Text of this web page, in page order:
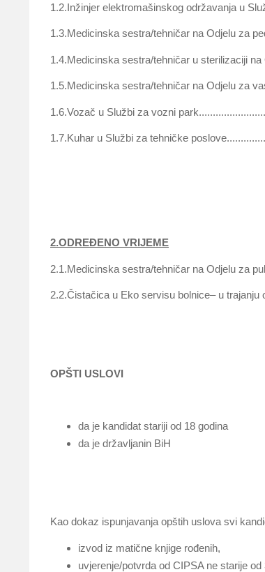
1.2.Inžinjer elektromašinskog održavanja u
1.3.Medicinska sestra/tehničar na Odjelu za
1.4.Medicinska sestra/tehničar u sterilizaciji
1.5.Medicinska sestra/tehničar na Odjelu za
1.6.Vozač u Službi za vozni
1.7.Kuhar u Službi za tehničke
2.ODREĐENO VRIJEME
2.1.Medicinska sestra/tehničar na Odjelu
2.2.Čistačica u Eko servisu bolnice– u
OPŠTI USLOVI
da je kandidat stariji od 18 godina
da je državljanin BiH
Kao dokaz ispunjavanja opštih uslova svi
izvod iz matične knjige rođenih,
uvjerenje/potvrda od CIPSA ne starije